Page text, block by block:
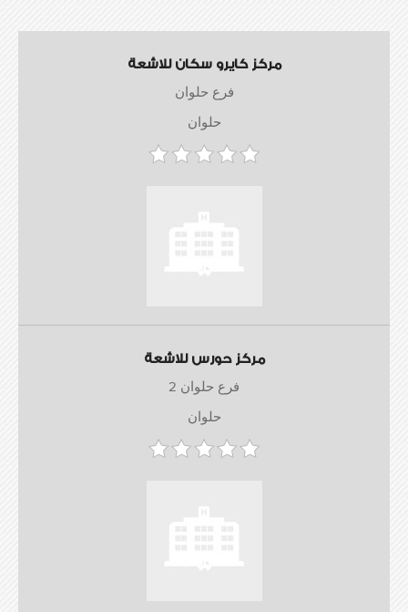
مركز كايرو سكان للاشعة
فرع حلوان
حلوان
مركز حورس للاشعة
فرع حلوان 2
حلوان